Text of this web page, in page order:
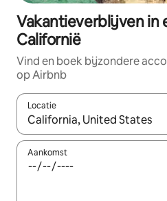
Vakantieverblijven in
Californië
Vind en boek bijzondere
op Airbnb
Locatie
Wanneer er resultaten
Aankomst